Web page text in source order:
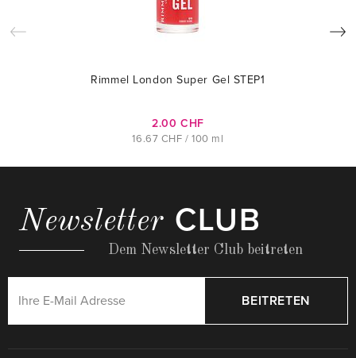
Rimmel London Super Gel STEP1
2.00 CHF
16.67 CHF / 100 ml
Newsletter CLUB
Dem Newsletter Club beitreten
BEITRETEN